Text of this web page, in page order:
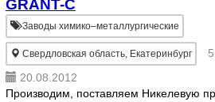
GRANT-C
Заводы химико–металлургические
Свердловская область, Екатеринбург
20.08.2012
Производим, поставляем Никелевую